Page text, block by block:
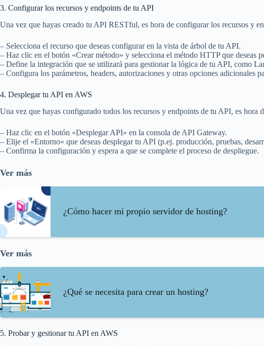
3. Configurar los recursos y endpoints de tu API
Una vez que hayas creado tu API RESTful, es hora de configurar los recursos y
– Selecciona el recurso que deseas configurar en la vista de árbol de tu API.
– Haz clic en el botón «Crear método» y selecciona el método HTTP que
– Define la integración que se utilizará para gestionar la lógica de tu API, como
– Configura los parámetros, headers, autorizaciones y otras opciones adicionales
4. Desplegar tu API en AWS
Una vez que hayas configurado todos los recursos y endpoints de tu API, es hora
– Haz clic en el botón «Desplegar API» en la consola de API Gateway.
– Elije el «Entorno» que deseas desplegar tu API (p.ej. producción, pruebas,
– Confirma la configuración y espera a que se complete el proceso de despliegue.
Ver más
¿Cómo hacer mi propio servidor de hosting?
Ver más
¿Qué se necesita para crear un hosting?
5. Probar y gestionar tu API en AWS